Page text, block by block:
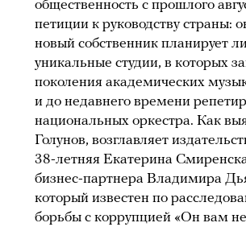
общественность с прошлого
петиции к руководству страны:
новый собственник планирует
уникальные студии, в которых
поколения академических
и до недавнего времени
национальных оркестра. Как
Голунов, возглавляет
38-летняя Екатерина
бизнес-партнера Владимира
который известен по
борьбы с коррупцией «Он вам